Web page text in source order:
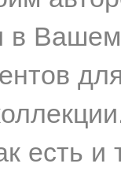
в
есть и